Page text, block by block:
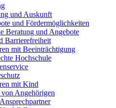
und Auskunft
und Fördermöglichkeiten
Beratung und Angebote
Barrierefreiheit
mit Beeinträchtigung
Hochschule
mit Kind
von Angehörigen
Ansprechpartner